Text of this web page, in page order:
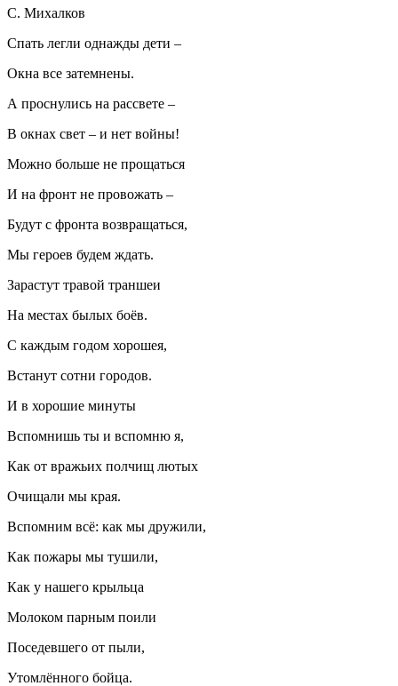
С. Михалков
Спать легли однажды дети –
Окна все затемнены.
А проснулись на рассвете –
В окнах свет – и нет войны!
Можно больше не прощаться
И на фронт не провожать –
Будут с фронта возвращаться,
Мы героев будем ждать.
Зарастут травой траншеи
На местах былых боёв.
С каждым годом хорошея,
Встанут сотни городов.
И в хорошие минуты
Вспомнишь ты и вспомню я,
Как от вражьих полчищ лютых
Очищали мы края.
Вспомним всё: как мы дружили,
Как пожары мы тушили,
Как у нашего крыльца
Молоком парным поили
Поседевшего от пыли,
Утомлённого бойца.